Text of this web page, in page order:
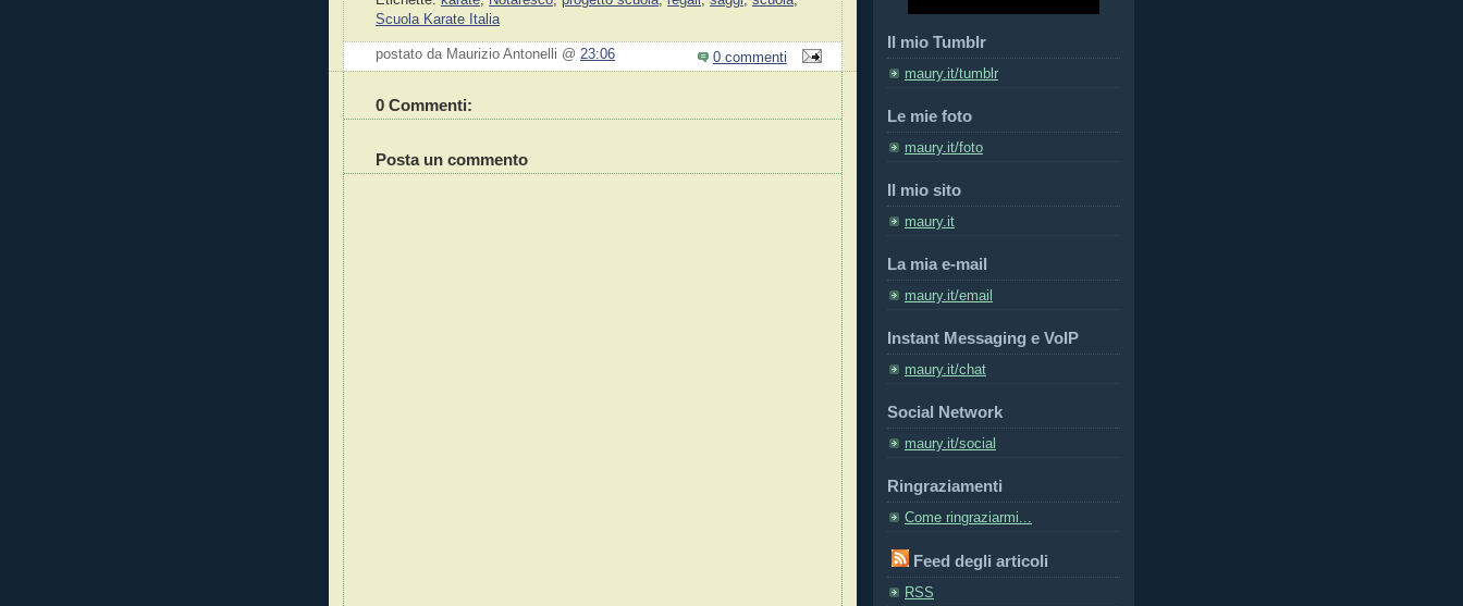
Scuola Karate Italia
postato da Maurizio Antonelli @ 23:06 0 commenti
0 Commenti:
Posta un commento
Il mio Tumblr
maury.it/tumblr
Le mie foto
maury.it/foto
Il mio sito
maury.it
La mia e-mail
maury.it/email
Instant Messaging e VoIP
maury.it/chat
Social Network
maury.it/social
Ringraziamenti
Come ringraziarmi...
Feed degli articoli
RSS